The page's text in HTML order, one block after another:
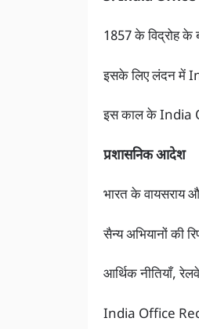
1857 के विद्रोह के
इसके लिए लंदन में
इस काल के India
प्रशासनिक आदेश
भारत के वायसराय
सैन्य अभियानों की
आर्थिक नीतियाँ,
India Office